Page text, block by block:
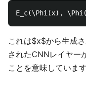
これは$x$から生成
されたCNNレイヤー
ことを意味しています